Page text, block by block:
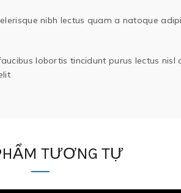
nibh lectus quam a natoque
lobortis tincidunt purus lectus
TƯƠNG TỰ